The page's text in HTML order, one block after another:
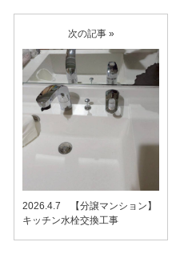
次の記事 »
2026.4.7 【分譲マンション】
キッチン水栓交換工事